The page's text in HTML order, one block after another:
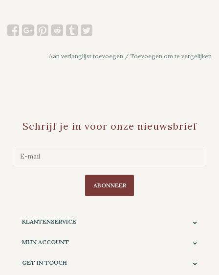
Aan verlanglijst toevoegen / Toevoegen om te vergelijken
Schrijf je in voor onze nieuwsbrief
ABONNEER
KLANTENSERVICE
MIJN ACCOUNT
GET IN TOUCH